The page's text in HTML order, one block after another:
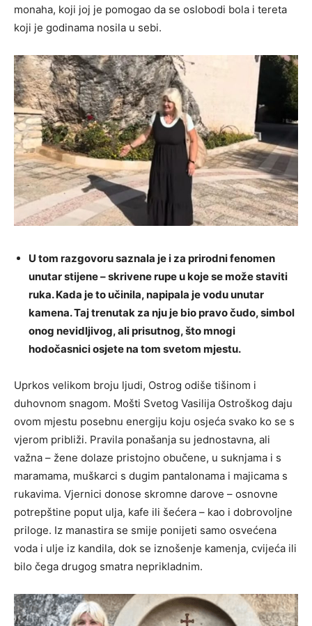
monaha, koji joj je pomogao da se oslobodi bola i tereta
koji je godinama nosila u sebi.
U tom razgovoru saznala je i za prirodni fenomen
unutar stijene – skrivene rupe u koje se može staviti
ruka. Kada je to učinila, napipala je vodu unutar
kamena. Taj trenutak za nju je bio pravo čudo, simbol
onog nevidljivog, ali prisutnog, što mnogi
hodočasnici osjete na tom svetom mjestu.
Uprkos velikom broju ljudi, Ostrog odiše tišinom i
duhovnom snagom. Mošti Svetog Vasilija Ostroškog daju
ovom mjestu posebnu energiju koju osjeća svako ko se s
vjerom približi. Pravila ponašanja su jednostavna, ali
važna – žene dolaze pristojno obučene, u suknjama i s
maramama, muškarci s dugim pantalonama i majicama s
rukavima. Vjernici donose skromne darove – osnovne
potrepštine poput ulja, kafe ili šećera – kao i dobrovoljne
priloge. Iz manastira se smije ponijeti samo osvećena
voda i ulje iz kandila, dok se iznošenje kamenja, cvijeća ili
bilo čega drugog smatra neprikladnim.